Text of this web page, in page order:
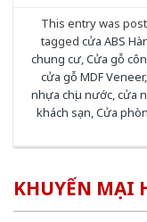
This entry was
tagged cửa ABS
chung cư,Cửa gỗ
cửa gỗ MDF Veneer,
nhựa chịu nước,cửa
khách sạn,Cửa
KHUYẾN MẠI